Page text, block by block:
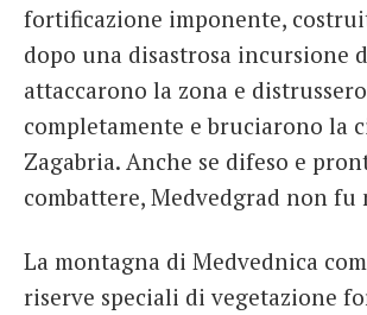
fortificazione imponente,
dopo una disastrosa incursione
attaccarono la zona e distrussero
completamente e bruciarono la
Zagabria. Anche se difeso e
combattere, Medvedgrad non fu
La montagna di Medvednica
riserve speciali di vegetazione